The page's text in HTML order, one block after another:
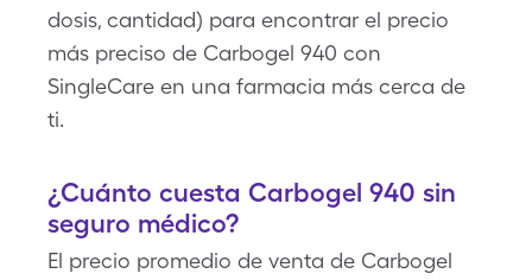
dosis, cantidad) para encontrar el precio
más preciso de Carbogel 940 con
SingleCare en una farmacia más cerca de
ti.
¿Cuánto cuesta Carbogel 940 sin
seguro médico?
El precio promedio de venta de Carbogel